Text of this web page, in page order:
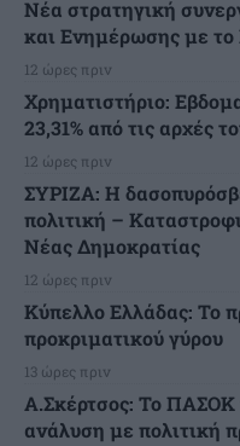
Νέα στρατηγική
και Ενημέρωσης με
12 ώρες πριν
Χρηματιστήριο:
23,31% από τις αρχές
12 ώρες πριν
ΣΥΡΙΖΑ: Η
πολιτική –
Νέας Δημοκρατίας
12 ώρες πριν
Κύπελλο Ελλάδας: Το
προκριματικού γύρου
13 ώρες πριν
Α.Σκέρτσος: Το ΠΑΣΟΚ
ανάλυση με πολιτική